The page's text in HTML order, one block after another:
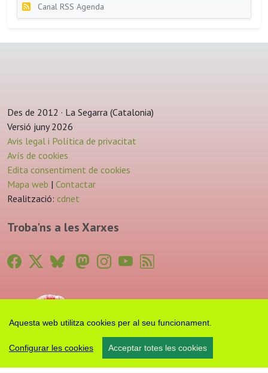
Aquesta web utilitza cookies per al seu funcionament.
Configurar les cookies Acceptar totes les cookies
Canal RSS Agenda
Des de 2012 · La Segarra (Catalonia)
Versió juny 2026
Avis legal i Política de privacitat
Avís de cookies
Edita consentiment de cookies
Mapa web | Contactar
Realització: cdnet
Troba'ns a les Xarxes